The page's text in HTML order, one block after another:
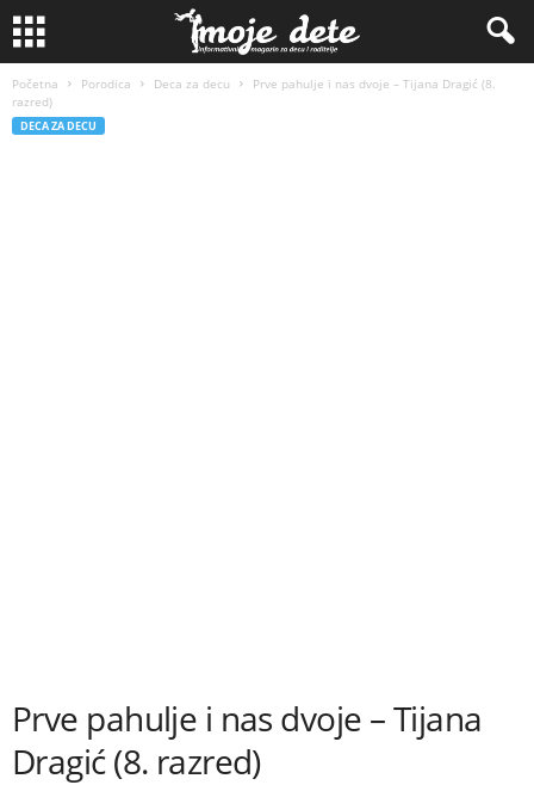
Početna Porodica Deca za decu
Prve pahulјe i nas dvoje – Tijana Dragić (8.
razred)
DECA ZA DECU
Prve pahulјe i nas dvoje – Tijana
Dragić (8. razred)